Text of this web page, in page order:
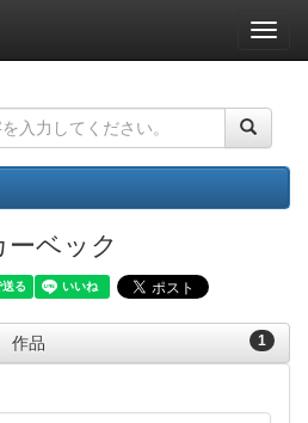
ナ
ビ
ー
ョ
ン
ベック
1
作品